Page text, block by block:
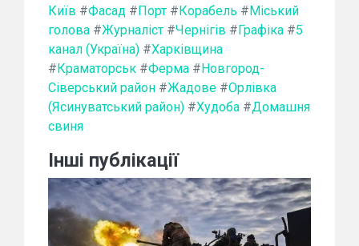
Київ #Фасад #Порт #Корабель #Міський
голова #Журналіст #Чернігів #Графіка #5
канал (Україна) #Харківщина
#Краматорськ #Ферма #Новгород-
Сіверський район #Жадове #Орлівка
(Ясинуватський район) #Худоба #Домашня
свиня
Інші публікації